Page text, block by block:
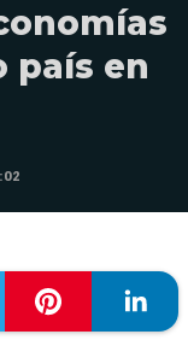
país en